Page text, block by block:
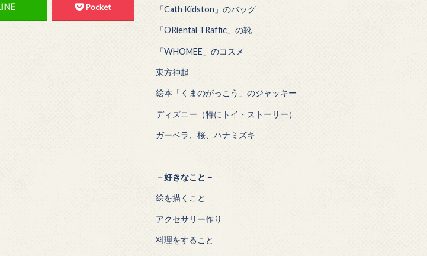
Pocket 「Cath Kidston」のバッグ
「ORiental TRaffic」の靴
「WHOMEE」のコスメ
東方神起
絵本「くまのがっこう」のジャッキー
ディズニー（特にトイ・ストーリー）
ガーベラ、桜、ハナミズキ
－ 好きなこと－
絵を描くこと
アクセサリー作り
料理をすること